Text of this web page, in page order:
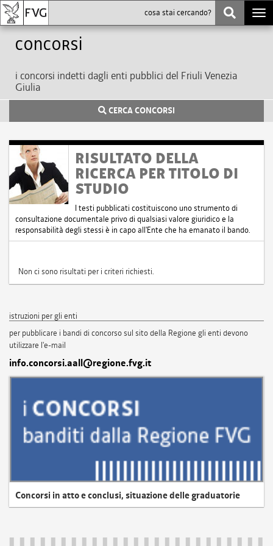
Concorsi
i concorsi indetti dagli enti pubblici del Friuli Venezia
Giulia
CERCA CONCORSI
RISULTATO DELLA
RICERCA PER TITOLO DI
STUDIO
I testi pubblicati costituiscono uno strumento di
consultazione documentale privo di qualsiasi valore giuridico e la
responsabilità degli stessi è in capo all'Ente che ha emanato il bando.
Non ci sono risultati per i criteri richiesti.
istruzioni per gli enti
per pubblicare i bandi di concorso sul sito della Regione gli enti devono
utilizzare l'e-mail
info.concorsi.aall@regione.fvg.it
Concorsi in atto e conclusi, situazione delle graduatorie